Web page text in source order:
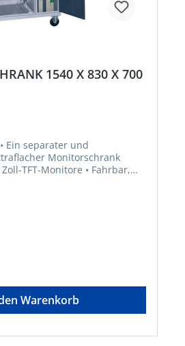
1540 X 830 X 700
Ein separater und
Monitorschrank
Warenkorb